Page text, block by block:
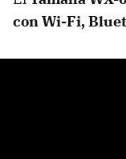
con Wi-Fi,